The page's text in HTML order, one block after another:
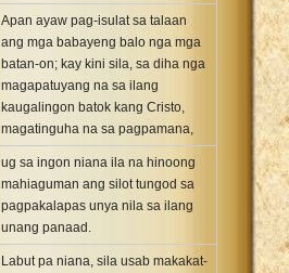
Apan ayaw pag-isulat sa talaan
ang mga babayeng balo nga mga
batan-on; kay kini sila, sa diha nga
magapatuyang na sa ilang
kaugalingon batok kang Cristo,
magatinguha na sa pagpamana,
ug sa ingon niana ila na hinoong
mahiaguman ang silot tungod sa
pagpakalapas unya nila sa ilang
unang panaad.
Labut pa niana, sila usab makakat-